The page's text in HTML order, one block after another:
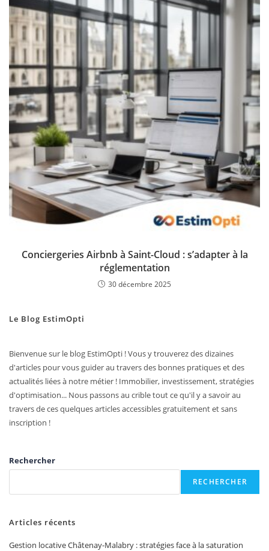
Conciergeries Airbnb à Saint-Cloud : s’adapter à la
réglementation
30 décembre 2025
Le Blog EstimOpti
Bienvenue sur le blog EstimOpti ! Vous y trouverez des dizaines
d'articles pour vous guider au travers des bonnes pratiques et des
actualités liées à notre métier ! Immobilier, investissement, stratégies
d'optimisation... Nous passons au crible tout ce qu'il y a savoir au
travers de ces quelques articles accessibles gratuitement et sans
inscription !
Rechercher
RECHERCHER
Articles récents
Gestion locative Châtenay-Malabry : stratégies face à la saturation